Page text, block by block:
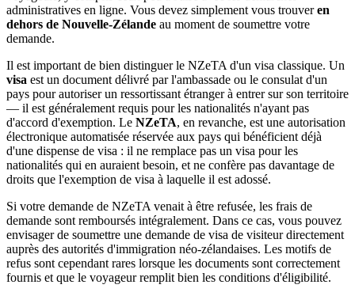
administratives en ligne. Vous devez simplement vous trouveren
dehors de Nouvelle-Zélande au moment de soumettre votre
demande.
Il est important de bien distinguer le NZeTA d'un visa classique. Un
visa est un document délivré par l'ambassade ou le consulat d'un
pays pour autoriser un ressortissant étranger à entrer sur son territoire
— il est généralement requis pour les nationalités n'ayant pas
d'accord d'exemption. Le NZeTA, en revanche, est une autorisation
électronique automatisée réservée aux pays qui bénéficient déjà
d'une dispense de visa : il ne remplace pas un visa pour les
nationalités qui en auraient besoin, et ne confère pas davantage de
droits que l'exemption de visa à laquelle il est adossé.
Si votre demande de NZeTA venait à être refusée, les frais de
demande sont remboursés intégralement. Dans ce cas, vous pouvez
envisager de soumettre une demande de visa de visiteur directement
auprès des autorités d'immigration néo-zélandaises. Les motifs de
refus sont cependant rares lorsque les documents sont correctement
fournis et que le voyageur remplit bien les conditions d'éligibilité.